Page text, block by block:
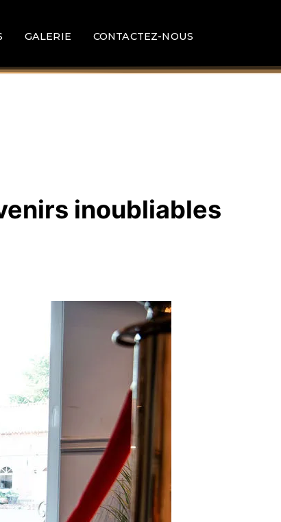
GALERIE CONTACTEZ-NOUS
inoubliables